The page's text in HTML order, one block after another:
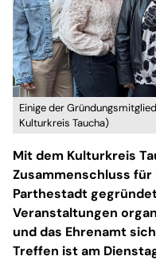
Einige der
Kulturkreis Taucha)
Mit dem Kulturkreis
Zusammenschluss
Parthestadt
Veranstaltungen
und das Ehrenamt
Treffen ist am